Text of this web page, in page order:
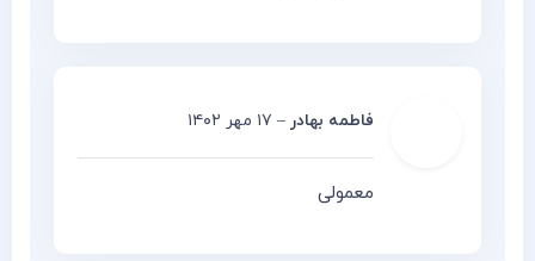
فاطمه بهادر – ۱۷ مهر ۱۴۰۲
معمولی